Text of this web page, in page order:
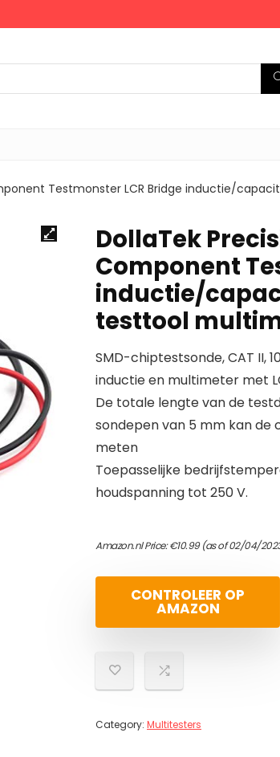
Testmonster LCR Bridge inductie/
DollaTek
Component
inductie/
testtool
SMD-chiptestsonde, CAT II,
inductie en multimeter met
De totale lengte van de
sondepen van 5 mm kan
meten
Toepasselijke
houdspanning tot 250 V.
Amazon.nl Price:€10.99(as of 02/04/2023
CONTROLEER OP
AMAZON
Category: Multitesters